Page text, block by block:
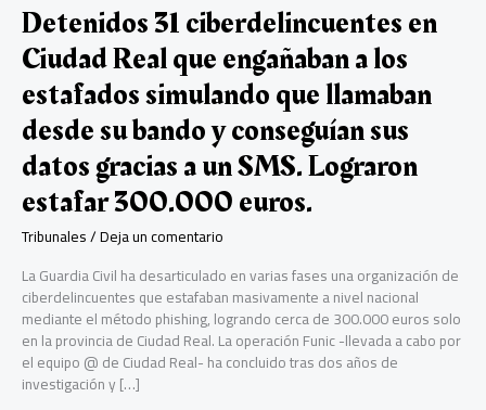
Detenidos 31 ciberdelincuentes en
Ciudad Real que engañaban a los
estafados simulando que llamaban
desde su bando y conseguían sus
datos gracias a un SMS. Lograron
estafar 300.000 euros.
Tribunales/Deja un comentario
La Guardia Civil ha desarticulado en varias fases una organización de
ciberdelincuentes que estafaban masivamente a nivel nacional
mediante el método phishing, logrando cerca de 300.000 euros solo
en la provincia de Ciudad Real. La operación Funic -llevada a cabo por
el equipo @ de Ciudad Real- ha concluido tras dos años de
investigación y […]